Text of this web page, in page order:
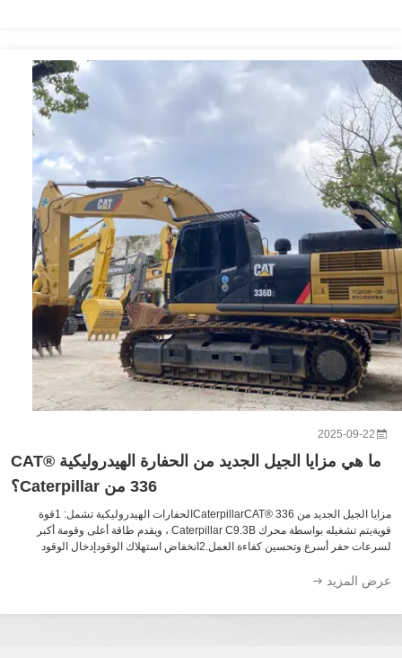
2025-09-
ما هي مزايا الجيل الجديد من الحفارة الهيدروليكية CAT®
مزايا الجيل الجديد من CaterpillarCAT® 336الحفارات الهيدروليكية تشمل: 1قوة
قويةيتم تشغيله بواسطة محرك Caterpillar C9.3B ، ويقدم طاقة أعلى وقومة أكبر
لسرعات حفر أسرع وتحسين كفاءة العمل.2انخفاض استهلاك الوقودإدخال الوقود
المزيد